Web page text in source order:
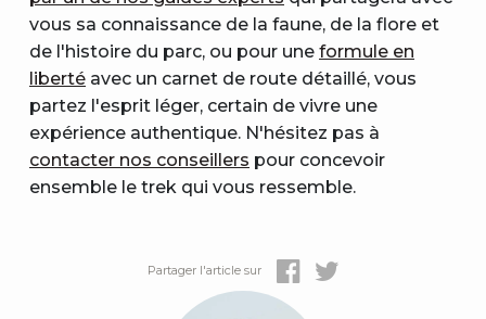
vous sa connaissance de la faune, de la flore et
de l'histoire du parc, ou pour une formule en
liberté avec un carnet de route détaillé, vous
partez l'esprit léger, certain de vivre une
expérience authentique. N'hésitez pas à
contacter nos conseillers pour concevoir
ensemble le trek qui vous ressemble.
Partager l'article sur